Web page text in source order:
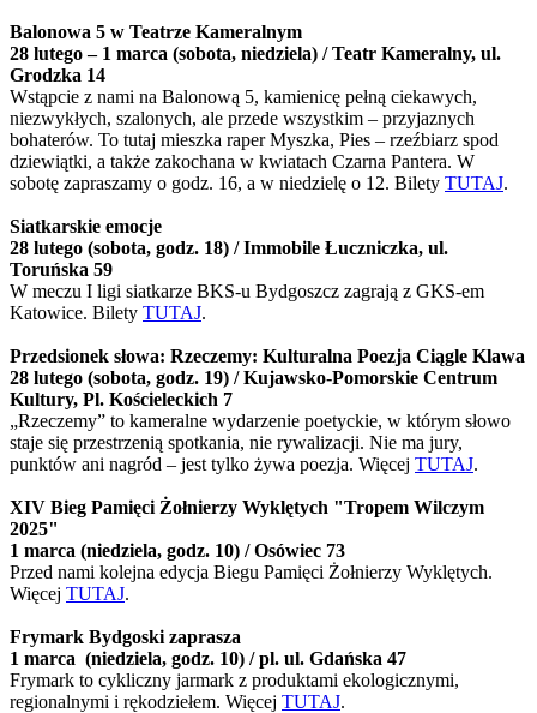
Balonowa 5 w Teatrze Kameralnym
28 lutego – 1 marca (sobota, niedziela) / Teatr Kameralny, ul.
Grodzka 14
Wstąpcie z nami na Balonową 5, kamienicę pełną ciekawych,
niezwykłych, szalonych, ale przede wszystkim – przyjaznych
bohaterów. To tutaj mieszka raper Myszka, Pies – rzeźbiarz spod
dziewiątki, a także zakochana w kwiatach Czarna Pantera. W
sobotę zapraszamy o godz. 16, a w niedzielę o 12. Bilety TUTAJ.
Siatkarskie emocje
28 lutego (sobota, godz. 18) / Immobile Łuczniczka, ul.
Toruńska 59
W meczu I ligi siatkarze BKS-u Bydgoszcz zagrają z GKS-em
Katowice. Bilety TUTAJ.
Przedsionek słowa: Rzeczemy: Kulturalna Poezja Ciągle Klawa
28 lutego (sobota, godz. 19) / Kujawsko-Pomorskie Centrum
Kultury, Pl. Kościeleckich 7
„Rzeczemy” to kameralne wydarzenie poetyckie, w którym słowo
staje się przestrzenią spotkania, nie rywalizacji. Nie ma jury,
punktów ani nagród – jest tylko żywa poezja. Więcej TUTAJ.
XIV Bieg Pamięci Żołnierzy Wyklętych "Tropem Wilczym
2025"
1 marca (niedziela, godz. 10) / Osówiec 73
Przed nami kolejna edycja Biegu Pamięci Żołnierzy Wyklętych.
Więcej TUTAJ.
Frymark Bydgoski zaprasza
1 marca (niedziela, godz. 10) / pl. ul. Gdańska 47
Frymark to cykliczny jarmark z produktami ekologicznymi,
regionalnymi i rękodziełem. Więcej TUTAJ.